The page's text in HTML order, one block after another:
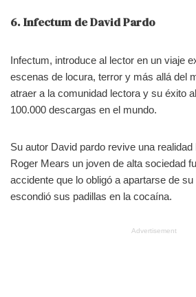
6. Infectum de David Pardo
Infectum, introduce al lector en un viaje
escenas de locura, terror y más allá del
atraer a la comunidad lectora y su éxito
100.000 descargas en el mundo.
Su autor David pardo revive una
Roger Mears un joven de alta sociedad
accidente que lo obligó a apartarse de
escondió sus padillas en la cocaína.
Advertisement